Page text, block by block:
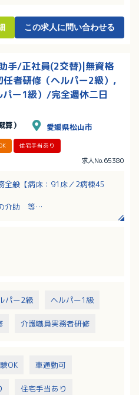
この求人に問い合わせる
手/正社員(2交替)|無資格
者研修（ヘルパー2級）,
ー1級）/完全週休二日
算） 愛媛県松山市
住宅手当あり
求人No.65380
全般【病床：91床／2病棟45
介助 等
パー2級 ヘルパー1級
介護職員実務者研修
OK 車通勤可
住宅手当あり